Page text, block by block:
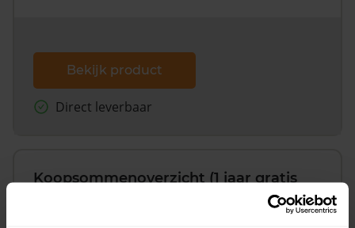
Bekijk product
Direct leverbaar
Koopsommenoverzicht (1 jaar gratis